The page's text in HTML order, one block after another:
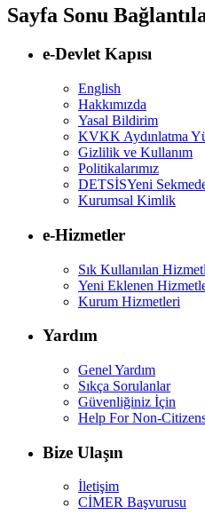
Sayfa Sonu
e-Devlet Kapısı
English
Hakkımızda
Yasal Bildirim
KVKK Aydınlatma
Gizlilik ve Kullanım
Politikalarımız
DETSİSYeni
Kurumsal Kimlik
e-Hizmetler
Sık Kullanılan
Yeni Eklenen
Kurum Hizmetleri
Yardım
Genel Yardım
Sıkça Sorulanlar
Güvenliğiniz İçin
Help For Non-
Bize Ulaşın
İletişim
CİMER Başvurusu